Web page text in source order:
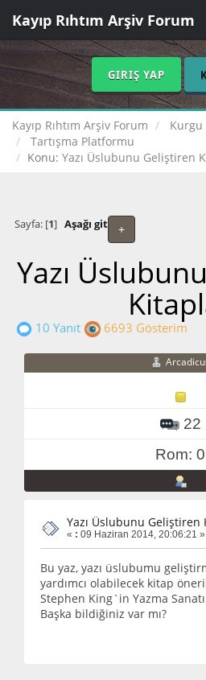
Kayıp Rıhtım Arşiv Forum
GIRIŞ YAP
Kayıp Rıhtım Arşiv Forum
Kurgu
Tartışma Platformu
Konu: Yazı Üslubunu Geliştiren
+
Sayfa: [1] Aşağı git
Yazı
10 Yanıt 6693 Gösterim
22
Rom: 0
Yazı Üslubunu Geliştiren
« : 09 Haziran 2014, 20:06:21 »
Bu yaz, yazı üslubumu
yardımcı olabilecek kitap
Stephen King`in Yazma
Başka bildiğiniz var mı?